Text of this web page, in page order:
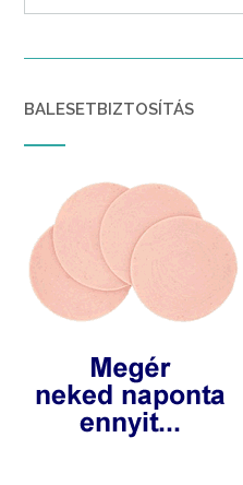
BALESETBIZTOSÍTÁS